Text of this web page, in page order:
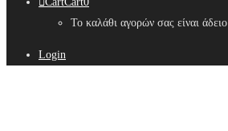
Το καλάθι αγορών σας είναι άδειο
Login